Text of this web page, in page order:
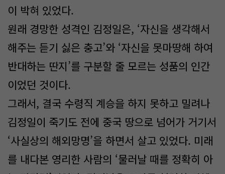
이 박혀 있었다.
원래 경망한 성격인 김정일은, ‘자신을 생각해서
해주는 듣기 싫은 충고’와 ‘자신을 못마땅해 하여
반대하는 딴지’를 구분할 줄 모르는 성품의 인간
이었던 것이다.
그래서, 결국 수령직 계승을 하지 못하고 밀려나
김정일이 죽기도 전에 중국 땅으로 넘어가 거기서
‘사실상의 해외망명’을 하면서 살고 있었다. 미래
를 내다본 영리한 사람의 ‘물러날 때를 정확히 아